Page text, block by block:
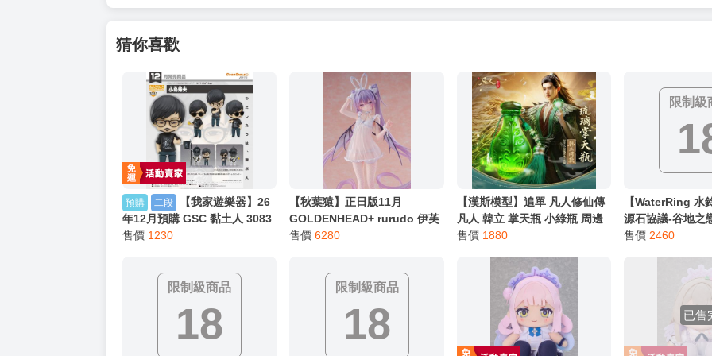
【買動漫提醒您：我們沒有電話聯繫與電話客服服務，請務必小心，避免受騙！】
★ 其他說明
．實際上市到貨時間依出版社最終公布為主。
．商品如有【現貨】或【免運】，賣場都會特別註明，沒有則反之。
．每位客人的訂單大廚都會用心對待，還請耐心等候唷～
猜你喜歡
限制